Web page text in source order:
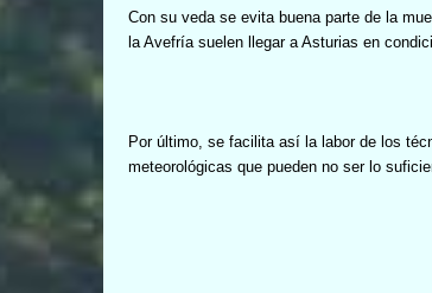
Con su veda se evita buena parte de la
la Avefría suelen llegar a Asturias en
Por último, se facilita así la labor de los
meteorológicas que pueden no ser lo